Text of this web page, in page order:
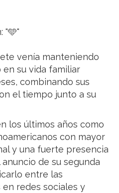
"🩵"
venía manteniendo
su vida familiar
combinando sus
el tiempo junto a su
los últimos años como
con mayor
y una fuerte presencia
de su segunda
entre las
redes sociales y